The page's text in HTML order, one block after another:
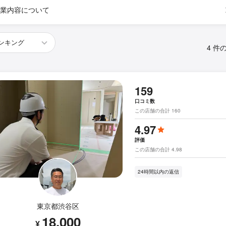
内容について
4 件
東京都渋谷区
18,000
159
口コミ数
この店舗の合計 160
4.97
評価
この店舗の合計 4.98
24時間以内の返信